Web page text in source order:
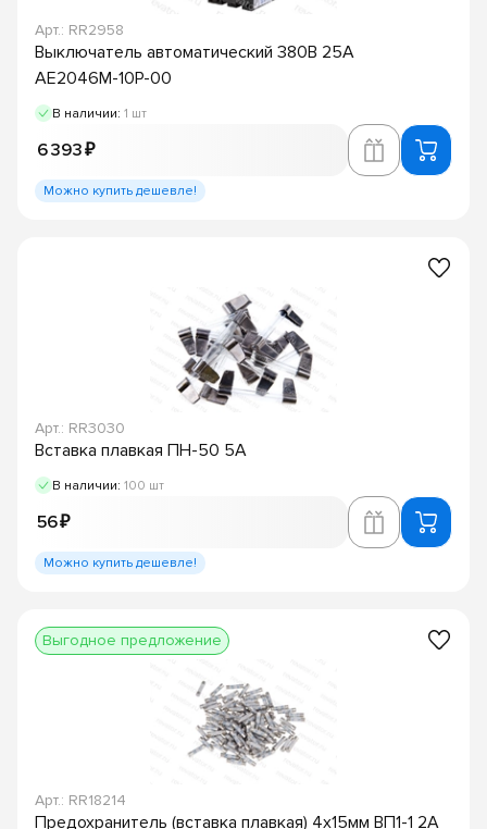
Арт.: RR2958
Выключатель автоматический 380В 25А
АЕ2046М-10Р-00
В наличии: 1 шт
6 393 ₽
Можно купить дешевле!
Арт.: RR3030
Вставка плавкая ПН-50 5А
В наличии: 100 шт
56 ₽
Можно купить дешевле!
Выгодное предложение
Арт.: RR18214
Предохранитель (вставка плавкая) 4х15мм ВП1-1 2А